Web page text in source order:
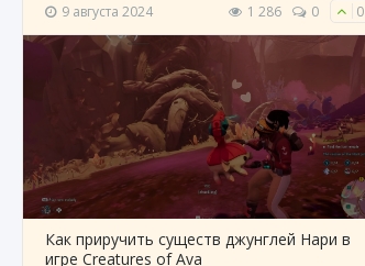
9 августа 2024 1 286 0 0
Как приручить существ джунглей Нари в
игре Creatures of Ava